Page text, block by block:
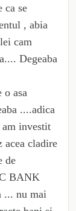
ca se
, abia
cam
Degeaba
o asa
....adica
am investit
cladire
de
BANK
... nu mai